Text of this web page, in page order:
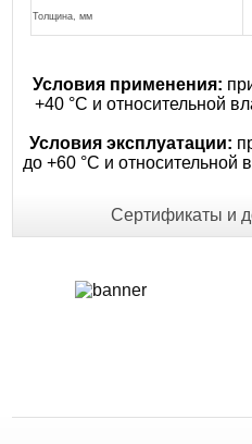
Толщина, мм
Условия применения:
+40 °С и относительной
Условия эксплуатации:
до +60 °С и относительной
Сертификаты и